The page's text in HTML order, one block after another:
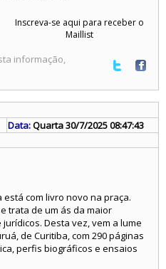
Inscreva-se aqui para receber o
Maillist
informação,
Data:Quarta 30/7/2025 08:47:43
está com livro novo na praça.
trata de um ás da maior
Desta vez, vem a lume
de Curitiba, com 290 páginas
perfis biográficos e ensaios